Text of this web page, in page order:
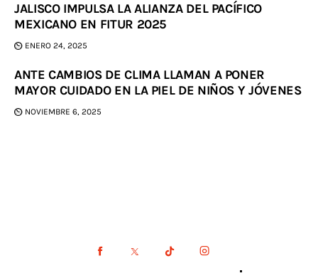
JALISCO IMPULSA LA ALIANZA DEL PACÍFICO
MEXICANO EN FITUR 2025
ENERO 24, 2025
ANTE CAMBIOS DE CLIMA LLAMAN A PONER
MAYOR CUIDADO EN LA PIEL DE NIÑOS Y JÓVENES
NOVIEMBRE 6, 2025